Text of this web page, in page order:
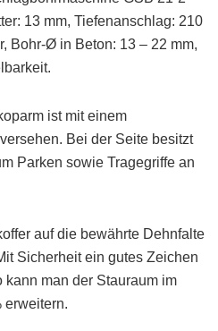
13 mm, Tiefenanschlag: 210
Bohr-Ø in Beton: 13 – 22 mm,
ist mit einem
Bei der Seite besitzt
Parken sowie Tragegriffe an
auf die bewährte Dehnfalte
Sicherheit ein gutes Zeichen
man der Stauraum im
erweitern.